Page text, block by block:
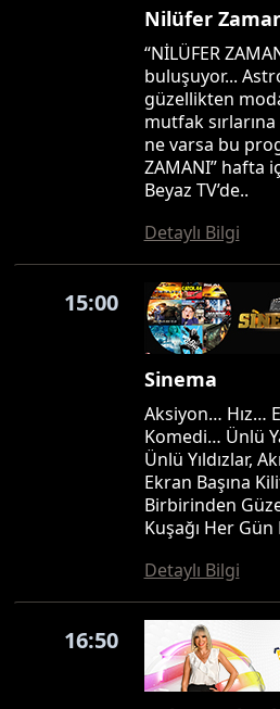
Nilüfer
“NİLÜFER
buluşuyor...
güzellikten
mutfak
ne varsa bu
ZAMANI” hafta
Beyaz TV’de..
Detaylı Bilgi
15:00
Sinema
Aksiyon… Hız…
Komedi… Ünlü
Ünlü Yıldızlar,
Ekran Başına
Birbirinden
Kuşağı Her Gün
Detaylı Bilgi
16:50